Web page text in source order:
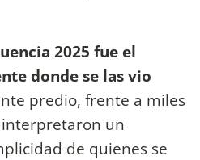
2025 fue el
donde se las vio
predio, frente a miles
un
de quienes se